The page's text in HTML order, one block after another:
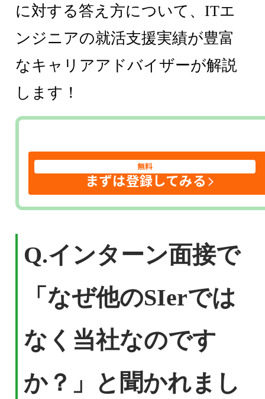
に対する答え方について、ITエ
ンジニアの就活支援実績が豊富
なキャリアアドバイザーが解説
します！
無料
まずは登録してみる
Q.インターン面接で
「なぜ他のSIerでは
なく当社なのです
か？」と聞かれまし